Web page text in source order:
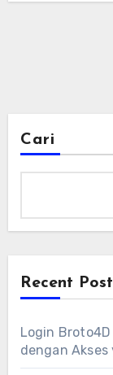
Cari
Recent
Login
dengan